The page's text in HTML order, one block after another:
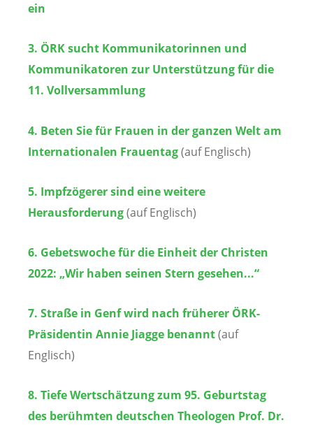
ein
3. ÖRK sucht Kommunikatorinnen und
Kommunikatoren zur Unterstützung für die
11. Vollversammlung
4. Beten Sie für Frauen in der ganzen Welt am
Internationalen Frauentag(auf Englisch)
5. Impfzögerer sind eine weitere
Herausforderung(auf Englisch)
6. Gebetswoche für die Einheit der Christen
2022: „Wir haben seinen Stern gesehen...“
7. Straße in Genf wird nach früherer ÖRK-
Präsidentin Annie Jiagge benannt(auf
Englisch)
8. Tiefe Wertschätzung zum 95. Geburtstag
des berühmten deutschen Theologen Prof. Dr.